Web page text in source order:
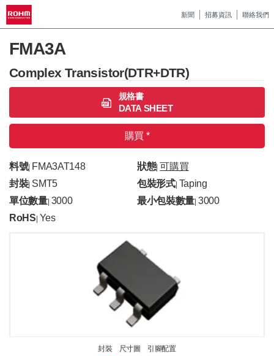
新聞 招募資訊 聯絡我們
FMA3A
Complex Transistor(DTR+DTR)
規格書
DATA SHEET
購買 *
料號| FMA3AT148 狀態| 可購買
封裝| SMT5 包裝形式| Taping
單位數量| 3000 最小包裝數量 |3000
RoHS Yes
封裝 尺寸圖 引腳配置